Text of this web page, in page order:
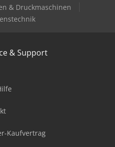
& Druckmaschinen
& Support
Kaufvertrag